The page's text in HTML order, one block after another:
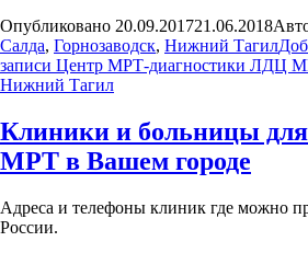
Опубликовано 20.09.201721.06.2018
Салда, Горнозаводск, Нижний Тагил
записи Центр МРТ-диагностики ЛДЦ
Нижний Тагил
Клиники и больницы
МРТ в Вашем городе
Адреса и телефоны клиник где можно
России.